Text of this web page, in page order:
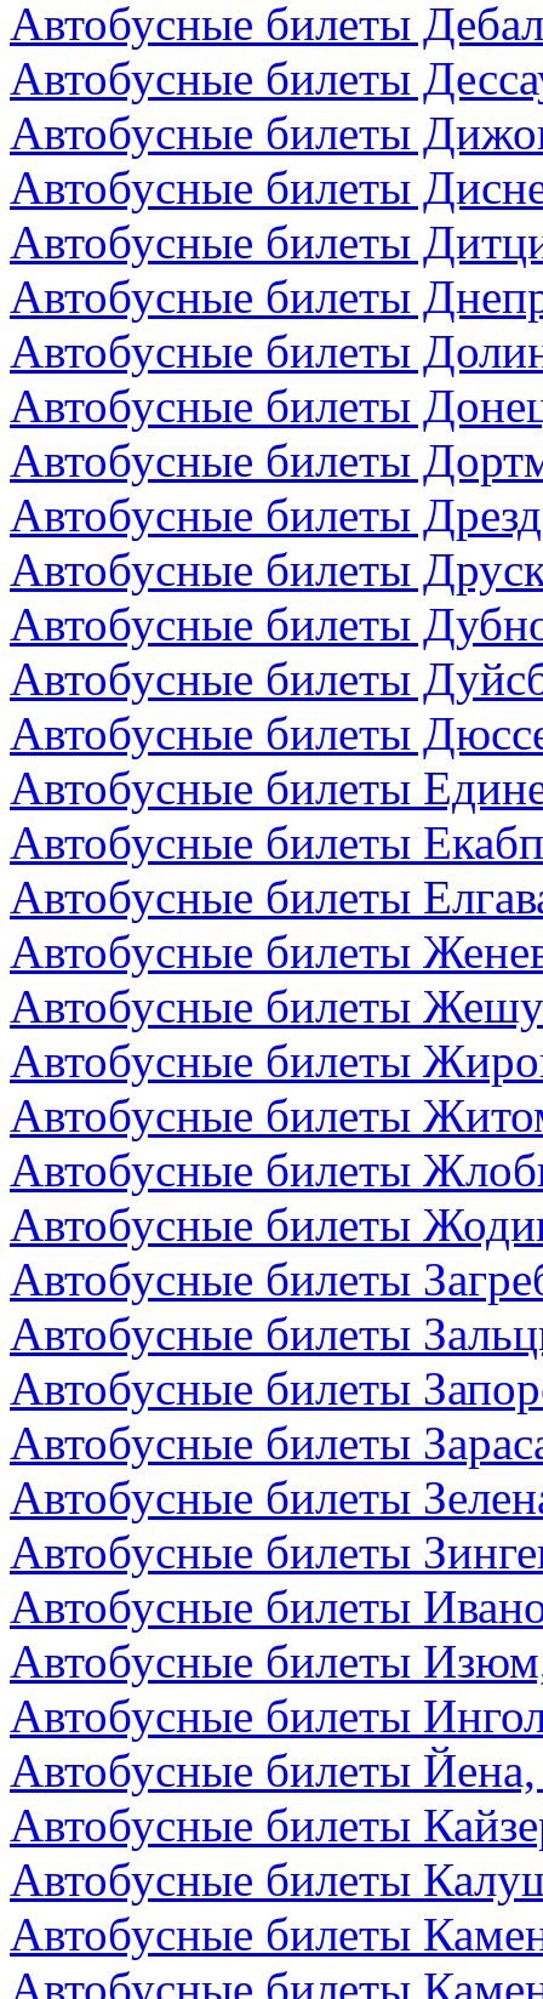
Автобусные билеты
Автобусные билеты
Автобусные билеты
Автобусные билеты
Автобусные билеты
Автобусные билеты
Автобусные билеты
Автобусные билеты
Автобусные билеты
Автобусные билеты
Автобусные билеты
Автобусные билеты
Автобусные билеты
Автобусные билеты
Автобусные билеты
Автобусные билеты
Автобусные билеты
Автобусные билеты
Автобусные билеты
Автобусные билеты
Автобусные билеты
Автобусные билеты
Автобусные билеты
Автобусные билеты
Автобусные билеты
Автобусные билеты
Автобусные билеты
Автобусные билеты
Автобусные билеты
Автобусные билеты
Автобусные билеты
Автобусные билеты
Автобусные билеты
Автобусные билеты
Автобусные билеты
Автобусные билеты
Автобусные билеты